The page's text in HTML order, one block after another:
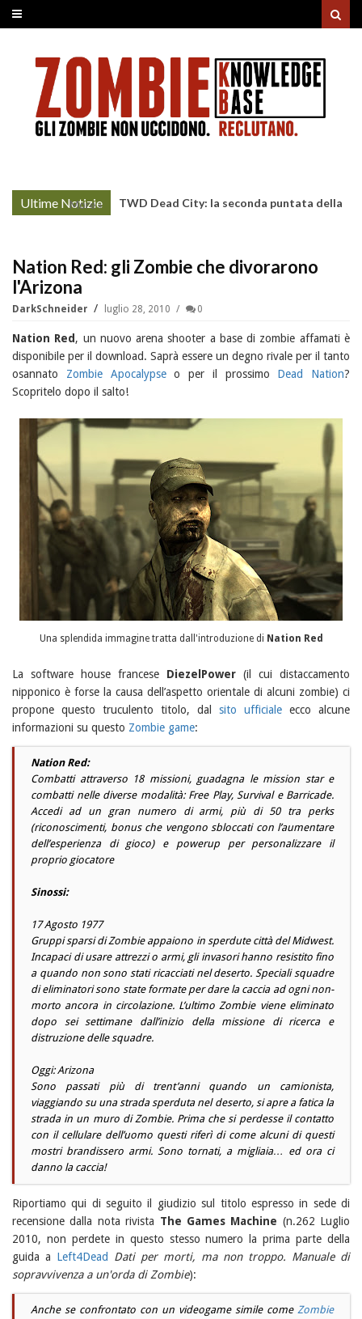
Ultime Notizie
More »
TWD Dead City: la seconda puntata della
Nation Red: gli Zombie che divorarono
l'Arizona
DarkSchneider luglio 28, 2010 0
Nation Red, un nuovo arena shooter a base di zombie affamati è
disponibile per il download. Saprà essere un degno rivale per il tanto
osannato Zombie Apocalypseo per il prossimo Dead Nation?
Scopritelo dopo il salto!
Una splendida immagine tratta dall'introduzione di Nation Red
La software house francese DiezelPower (il cui distaccamento
nipponico è forse la causa dell’aspetto orientale di alcuni zombie) ci
propone questo truculento titolo, dal sito ufficiale ecco alcune
informazioni su questo Zombie game:
Nation Red:
Combatti attraverso 18 missioni, guadagna le mission stare
combatti nelle diverse modalità: Free Play, Survivale Barricade.
Accedi ad un gran numero di armi, più di 50 tra perks
(riconoscimenti, bonus che vengono sbloccati con l’aumentare
dell’esperienza di gioco) e powerupper personalizzare il
proprio giocatore
Sinossi:
17 Agosto 1977
Gruppi sparsi di Zombie appaiono in sperdute città del Midwest.
Incapaci di usare attrezzi o armi, gli invasori hanno resistito fino
a quando non sono stati ricacciati nel deserto. Speciali squadre
di eliminatori sono state formate per dare la caccia ad ogni non-
morto ancora in circolazione. L’ultimo Zombie viene eliminato
dopo sei settimane dall’inizio della missione di ricerca e
distruzione delle squadre.
Oggi: Arizona
Sono passati più di trent’anni quando un camionista,
viaggiando su una strada sperduta nel deserto, si apre a fatica la
strada in un muro di Zombie. Prima che si perdesse il contatto
con il cellulare dell’uomo questi riferì di come alcuni di questi
mostri brandissero armi. Sono tornati, a migliaia… ed ora ci
danno la caccia!
Riportiamo qui di seguito il giudizio sul titolo espresso in sede di
recensione dalla nota rivista The Games Machine (n.262 Luglio
2010, non perdete in questo stesso numero la prima parte della
guida a Left4Dead
Dati per morti, ma non troppo. Manuale di
sopravvivenza a un'orda di Zombie):
Anche se confrontato con un videogame simile come Zombie